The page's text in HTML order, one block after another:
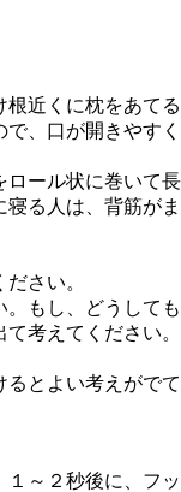
近くに枕をあてる
、口が開きやすく
ロール状に巻いて長
る人は、背筋がま
さい。
もし、どうしても
考えてください。
るとよい考えがでて
１～２秒後に、フッ